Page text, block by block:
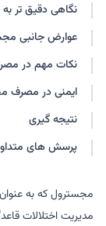
نگاهی دقیق تر
عوارض جانبی
نکات مهم در
ایمنی در مصرف
نتیجه گیری
پرسش های
مجسترول که به
مدیریت اختلالات